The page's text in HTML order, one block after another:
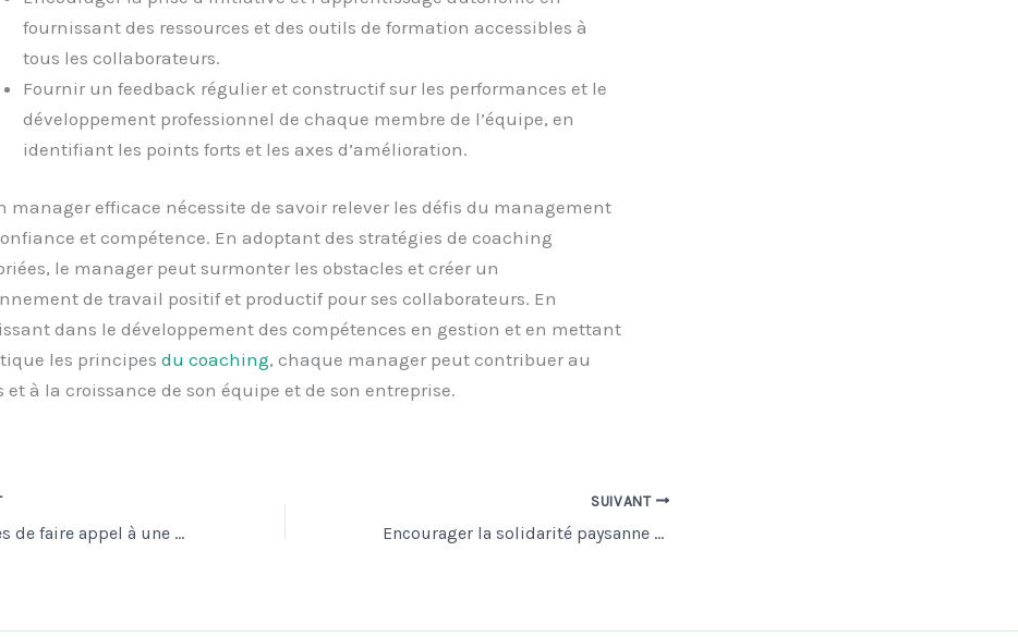
fournissant des ressources et des outils de formation accessibles à
tous les collaborateurs.
Fournir un feedback régulier et constructif sur les performances et le
développement professionnel de chaque membre de l’équipe, en
identifiant les points forts et les axes d’amélioration.
manager efficace nécessite de savoir relever les défis du management
et compétence. En adoptant des stratégies de coaching
le manager peut surmonter les obstacles et créer un
de travail positif et productif pour ses collaborateurs. En
dans le développement des compétences en gestion et en mettant
les principes du coaching, chaque manager peut contribuer au
et à la croissance de son équipe et de son entreprise.
Les avantages de faire appel à une entreprise spécialisée dans le débarras de locaux commerciaux
SUIVANT
Encourager la solidarité paysanne à l’ère de l’agriculture industrielle : Défis et opportunités